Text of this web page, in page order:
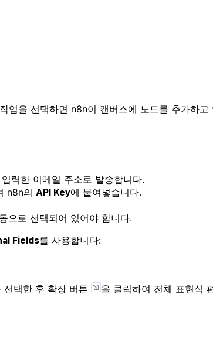
업을 선택하면 n8n이 캔버스에 노드를 추가하고
력한 이메일 주소로 발송합니다.
n8n의 API Key에 붙여넣습니다.
으로 선택되어 있어야 합니다.
Fields를 사용합니다:
선택한 후 확장 버튼 을 클릭하여 전체 표현식